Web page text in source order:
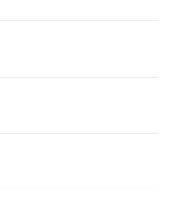
fantastik!